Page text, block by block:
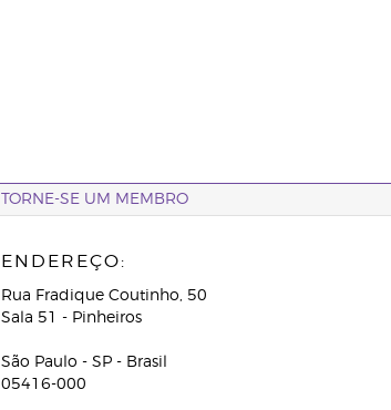
TORNE-SE UM MEMBRO
ENDEREÇO:
Rua Fradique Coutinho, 50
Sala 51 - Pinheiros
São Paulo - SP - Brasil
05416-000